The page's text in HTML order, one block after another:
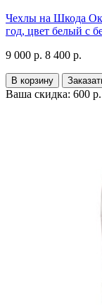
Чехлы на Шкода
год, цвет белый с
9 000 р. 8 400 р.
В корзину
Ваша скидка: 600 р.